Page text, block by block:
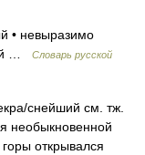
• невыразимо
…
Словарь русской
снейший см. тж.
необыкновенной
открывался